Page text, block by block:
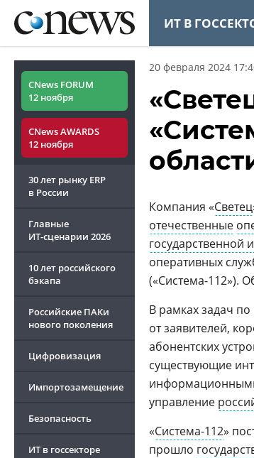
ИТ В
CNews FORUM
12 ноября
CNews AWARDS
12 ноября
30 лет рынку ERP
в России
Главные
ИТ-сценарии 2026
10 лет российского
бэкапа
Российские ПАКи
нового поколения
Цифровизация
Импортозамещение
Безопасность
ИТ в госсекторе
20 февраля 2024
Компания «Светец
отечественные
оперативных
(«Система-112»).
В рамках задач
от заявителей,
абонентских
существующие
управление
«Система-112»
прошло
ОБЗОР
Российские операционные системы